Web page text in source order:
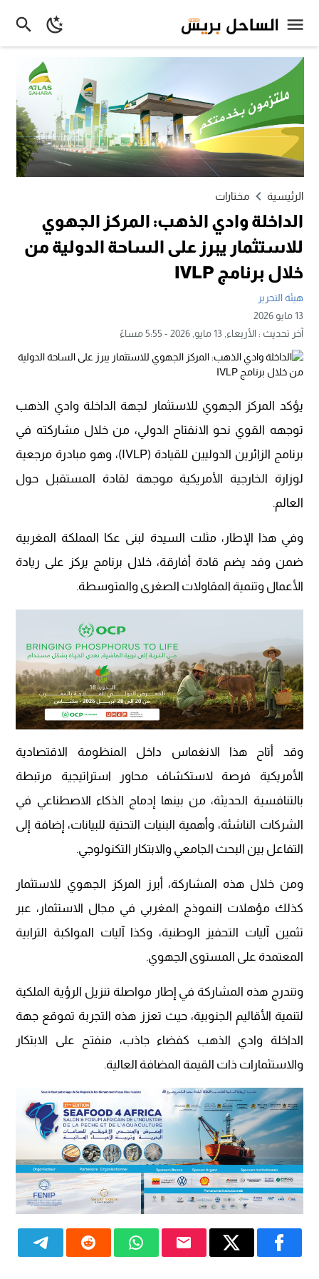
الرئيسية مختارات
الداخلة وادي الذهب: المركز الجهوي
للاستثمار يبرز على الساحة الدولية من
خلال برنامج IVLP
هيئة التحرير
13 مايو 2026
آخر تحديث :الأربعاء, 13 مايو, 2026 - 5:55 مساءً
يؤكد المركز الجهوي للاستثمار لجهة الداخلة وادي الذهب
توجهه القوي نحو الانفتاح الدولي، من خلال مشاركته في
برنامج الزائرين الدوليين للقيادة (IVLP)، وهو مبادرة مرجعية
لوزارة الخارجية الأمريكية موجهة لقادة المستقبل حول
العالم.
وفي هذا الإطار، مثلت السيدة لبنى عكا المملكة المغربية
ضمن وفد يضم قادة أفارقة، خلال برنامج يركز على ريادة
الأعمال وتنمية المقاولات الصغرى والمتوسطة.
وقد أتاح هذا الانغماس داخل المنظومة الاقتصادية
الأمريكية فرصة لاستكشاف محاور استراتيجية مرتبطة
بالتنافسية الحديثة، من بينها إدماج الذكاء الاصطناعي في
الشركات الناشئة، وأهمية البنيات التحتية للبيانات، إضافة إلى
التفاعل بين البحث الجامعي والابتكار التكنولوجي.
ومن خلال هذه المشاركة، أبرز المركز الجهوي للاستثمار
كذلك مؤهلات النموذج المغربي في مجال الاستثمار، عبر
تثمين آليات التحفيز الوطنية، وكذا آليات المواكبة الترابية
المعتمدة على المستوى الجهوي.
وتندرج هذه المشاركة في إطار مواصلة تنزيل الرؤية الملكية
لتنمية الأقاليم الجنوبية، حيث تعزز هذه التجربة تموقع جهة
الداخلة وادي الذهب كفضاء جاذب، منفتح على الابتكار
والاستثمارات ذات القيمة المضافة العالية.